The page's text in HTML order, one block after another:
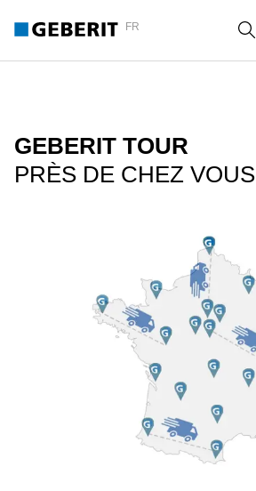
FR
GEBERIT TOUR
PRÈS DE CHEZ VOUS